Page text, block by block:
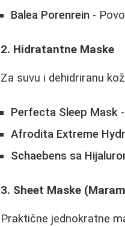
Balea Porenrein -
2. Hidratantne Maske
Za suvu i dehidriranu
Perfecta Sleep Mask
Afrodita Extreme
Schaebens sa
3. Sheet Maske
Praktične jednokratne